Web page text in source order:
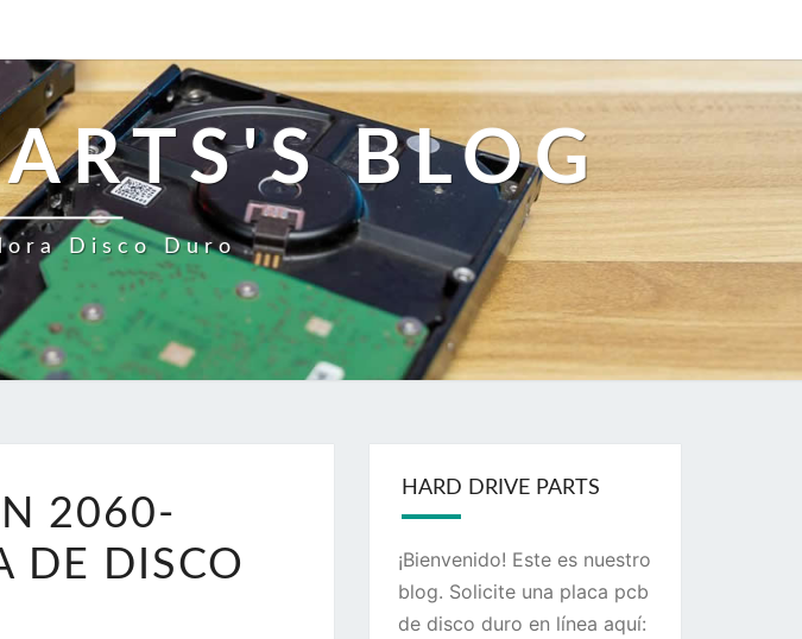
BLOG
Disco Duro
2060-
DE DISCO
HARD DRIVE PARTS
¡Bienvenido! Este es nuestro
blog. Solicite una placa pcb
de disco duro en línea aquí: